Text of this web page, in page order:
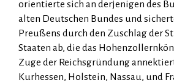
orientierte sich an derjenigen des
alten Deutschen Bundes und
Preußens durch den Zuschlag der
Staaten ab, die das
Zuge der Reichsgründung
Kurhessen, Holstein, Nassau, und